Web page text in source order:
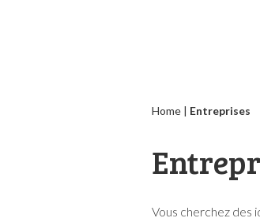
Home | Entreprises
Vous cherchez des